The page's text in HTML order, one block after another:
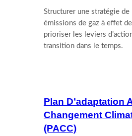
Structurer une stratégie de
émissions de gaz à effet
prioriser les leviers
transition dans le temps.
Plan D’adaptation
Changement
(PACC)